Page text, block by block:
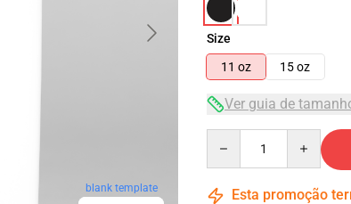
blank template
Size
11 oz
15 oz
Ver guia de
Esta promoção